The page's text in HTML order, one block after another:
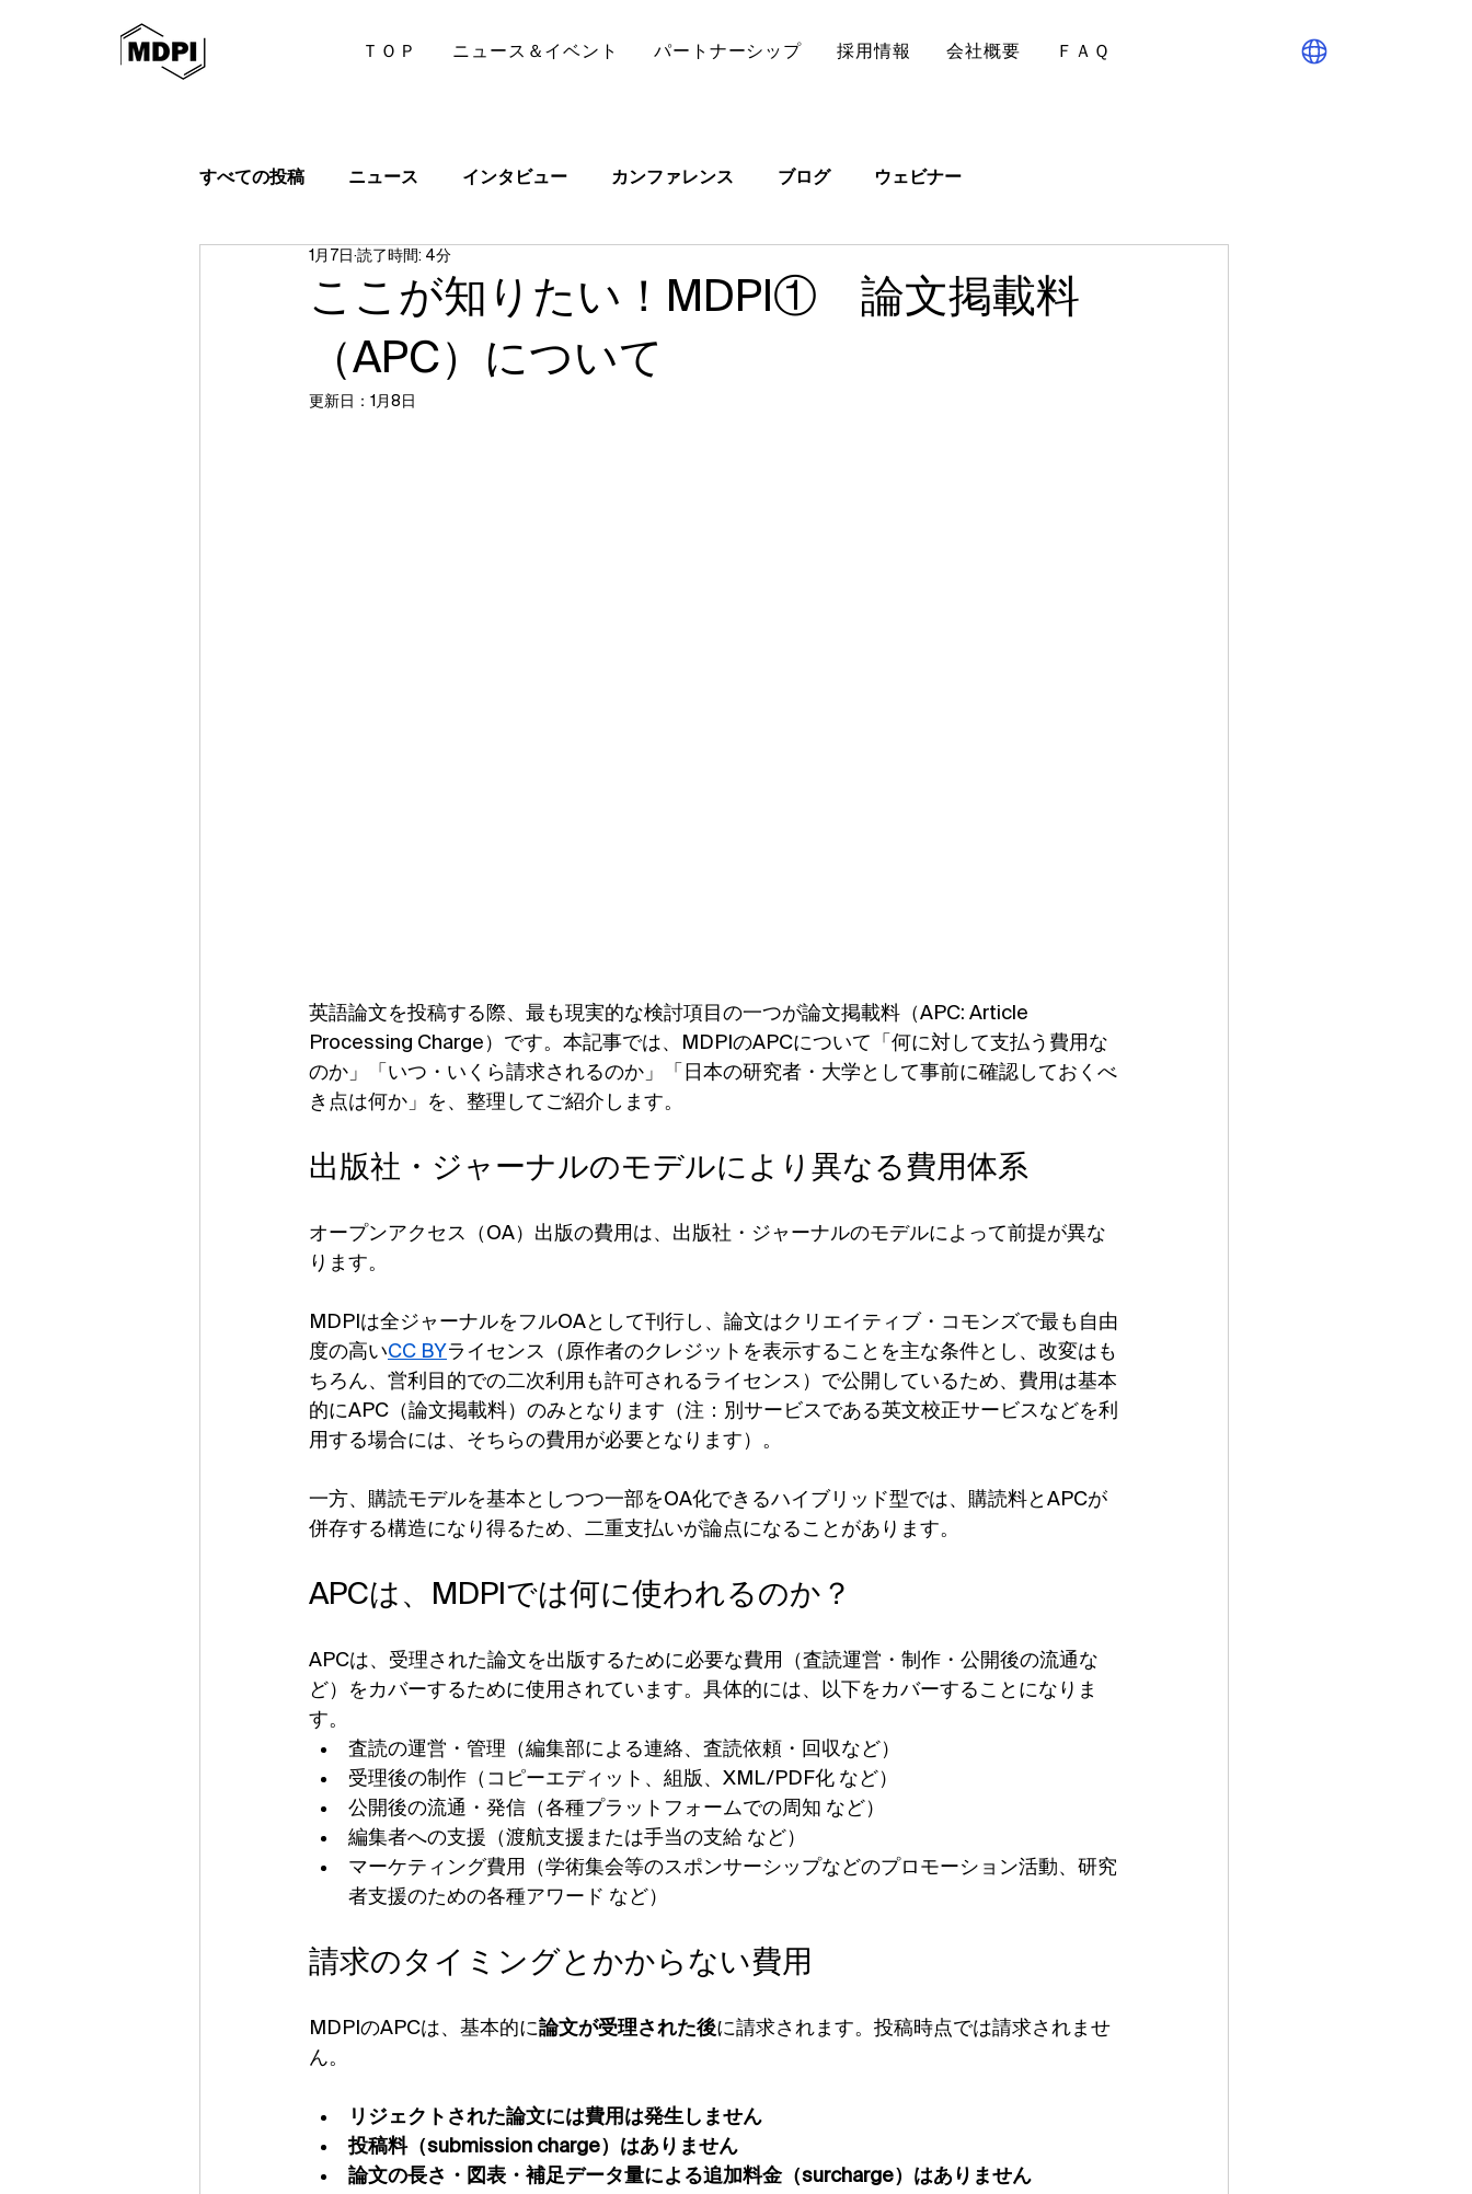
ＴＯＰ ニュース＆イベント パートナーシップ 採用情報 会社概要 ＦＡＱ
すべての投稿 ニュース インタビュー カンファレンス ブログ ウェビナー
ここが知りたい！MDPI① 論文掲載料
（APC）について
1月7日 読了時間: 4分
更新日： 1月8日
英語論文を投稿する際、最も現実的な検討項目の一つが論文掲載料（APC: Article
Processing Charge）です。本記事では、MDPIのAPCについて「何に対して支払う費用な
のか」「いつ・いくら請求されるのか」「日本の研究者・大学として事前に確認しておくべ
き点は何か」を、整理してご紹介します。
出版社・ジャーナルのモデルにより異なる費用体系
オープンアクセス（OA）出版の費用は、出版社・ジャーナルのモデルによって前提が異な
ります。
MDPIは全ジャーナルをフルOAとして刊行し、論文はクリエイティブ・コモンズで最も自由
度の高いCC BYライセンス（原作者のクレジットを表示することを主な条件とし、改変はも
ちろん、営利目的での二次利用も許可されるライセンス）で公開しているため、費用は基本
的にAPC（論文掲載料）のみとなります（注：別サービスである英文校正サービスなどを利
用する場合には、そちらの費用が必要となります）。
一方、購読モデルを基本としつつ一部をOA化できるハイブリッド型では、購読料とAPCが
併存する構造になり得るため、二重支払いが論点になることがあります。
APCは、MDPIでは何に使われるのか？
APCは、受理された論文を出版するために必要な費用（査読運営・制作・公開後の流通な
ど）をカバーするために使用されています。具体的には、以下をカバーすることになりま
す。
査読の運営・管理（編集部による連絡、査読依頼・回収など）
受理後の制作（コピーエディット、組版、XML/PDF化 など）
公開後の流通・発信（各種プラットフォームでの周知 など）
編集者への支援（渡航支援または手当の支給 など）
マーケティング費用（学術集会等のスポンサーシップなどのプロモーション活動、研究
者支援のための各種アワード など）
請求のタイミングとかからない費用
MDPIのAPCは、基本的に論文が受理された後に請求されます。投稿時点では請求されませ
ん。
リジェクトされた論文には費用は発生しません
投稿料（submission charge）はありません
論文の長さ・図表・補足データ量による追加料金（surcharge）はありません